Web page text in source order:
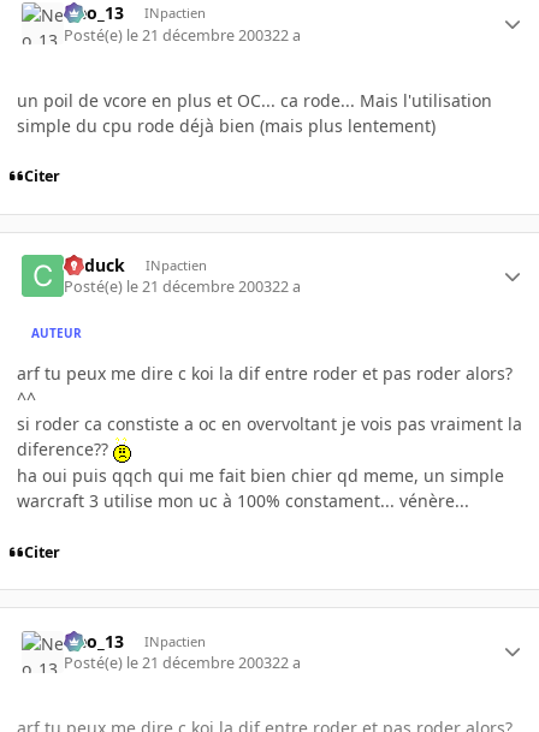
Neo_13 INpactien
Posté(e) le 21 décembre 200322 a
un poil de vcore en plus et OC... ca rode... Mais l'utilisation
simple du cpu rode déjà bien (mais plus lentement)
Citer
Cyduck INpactien
Posté(e) le 21 décembre 200322 a
AUTEUR
arf tu peux me dire c koi la dif entre roder et pas roder alors?
^^
si roder ca constiste a oc en overvoltant je vois pas vraiment la
diference??
ha oui puis qqch qui me fait bien chier qd meme, un simple
warcraft 3 utilise mon uc à 100% constament... vénère...
Citer
Neo_13 INpactien
Posté(e) le 21 décembre 200322 a